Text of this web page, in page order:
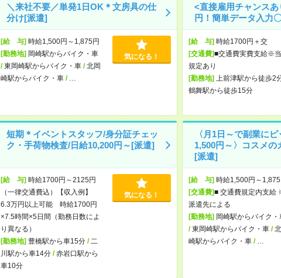
＼来社不要／単発1日OK＊文房具の仕
分け[派遣]
[給 与]時給1,500円～1,875円
[勤務地]岡崎駅からバイク・車
/東岡崎駅からバイク・車/北岡
崎駅からバイク・車/
気になる！
<直接雇用チャンス
円！簡単データ入力
[給 与]時給1700円＋交
[交通費]■交通費実費支給※
規定あり
[勤務地]上前津駅から徒歩2
鶴舞駅から徒歩15分
短期＊イベントスタッフ/身分証チェッ
ク・手荷物検査/日給10,200円～[派遣]
[給 与]時給1700円～2125円
（一律交通費込）【収入例】
6.3万円以上可能 時給1700円
×7.5時間×5日間（勤務日数によ
り異なる）
[勤務地]豊橋駅から車15分/ 二
川駅から車14分/赤岩口駅から
車10分
気になる！
〈月1日～で副業に
1,500円～〉コスメの
[派遣]
[給 与]時給1,500円～1,875
[交通費]■ 交通費規定内支給
派遣先による
[勤務地]岡崎駅からバイク・
/東岡崎駅からバイク・車/
崎駅からバイク・車/